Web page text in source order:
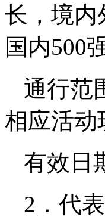
长，境内
国内500
通行范
相应活动
有效日
2．代